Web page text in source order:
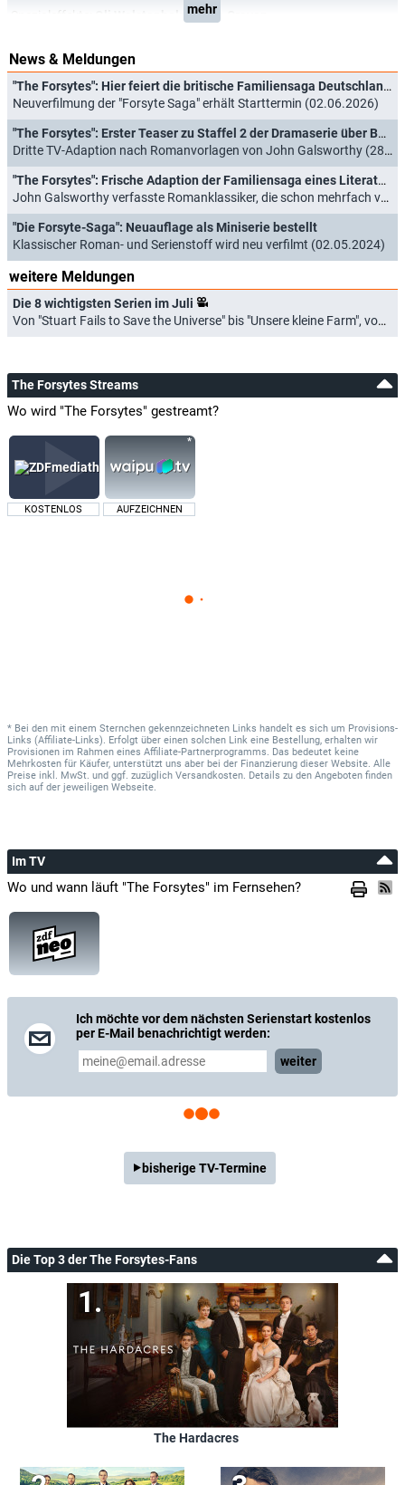
Oli Wolstenholme,Lee Craven
mehr
News & Meldungen
"The Forsytes": Hier feiert die britische Familiensaga Deutschlandpremiere
Neuverfilmung der "Forsyte Saga" erhält Starttermin (02.06.2026)
"The Forsytes": Erster Teaser zu Staffel 2 der Dramaserie über Börsenmaklerfamilie im London der 1880er-Jahre enthüllt
Dritte TV-Adaption nach Romanvorlagen von John Galsworthy (28.04.2026)
"The Forsytes": Frische Adaption der Familiensaga eines Literaturnobelpreisträgers erhält Starttermin
John Galsworthy verfasste Romanklassiker, die schon mehrfach verfilmt wurden (09.10.2025)
"Die Forsyte-Saga": Neuauflage als Miniserie bestellt
Klassischer Roman- und Serienstoff wird neu verfilmt (02.05.2024)
weitere Meldungen
Die 8 wichtigsten Serien im Juli
Von "Stuart Fails to Save the Universe" bis "Unsere kleine Farm", von "Elle" bis "The Westies" (01.07.2026)
The Forsytes Streams
Wo wird "The Forsytes" gestreamt?
KOSTENLOS AUFZEICHNEN
* Bei den mit einem Sternchen gekennzeichneten Links handelt es sich um Provisions-
Links (Affiliate-Links). Erfolgt über einen solchen Link eine Bestellung, erhalten wir
Provisionen im Rahmen eines Affiliate-Partnerprogramms. Das bedeutet keine
Mehrkosten für Käufer, unterstützt uns aber bei der Finanzierung dieser Website. Alle
Preise inkl. MwSt. und ggf. zuzüglich Versandkosten. Details zu den Angeboten finden
sich auf der jeweiligen Webseite.
Im TV
Wo und wann läuft "The Forsytes" im Fernsehen?
Ich möchte vor dem nächsten Serienstart kostenlos
per E-Mail benachrichtigt werden:
weiter
bisherige TV-Termine
Die Top 3 der The Forsytes-Fans
The Hardacres